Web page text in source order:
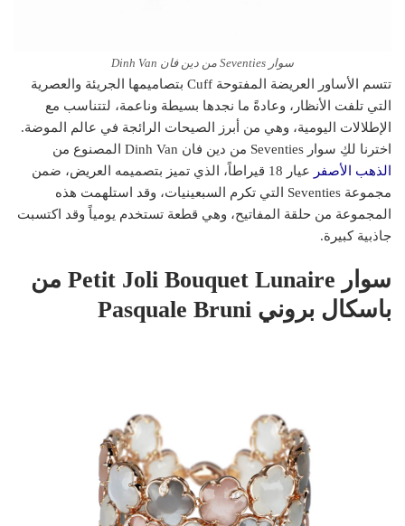
سوار Seventies من دين فان Dinh Van
تتسم الأساور العريضة المفتوحة Cuff بتصاميمها الجريئة والعصرية
التي تلفت الأنظار، وعادةً ما نجدها بسيطة وناعمة، لتتناسب مع
الإطلالات اليومية، وهي من أبرز الصيحات الرائجة في عالم الموضة.
اخترنا لكِ سوار Seventies من دين فان Dinh Van المصنوع من
الذهب الأصفر
عيار 18 قيراطاً، الذي تميز بتصميمه العريض، ضمن
مجموعة Seventies التي تكرم السبعينيات، وقد استلهمت هذه
المجموعة من حلقة المفاتيح، وهي قطعة تستخدم يومياً وقد اكتسبت
جاذبية كبيرة.
سوار Petit Joli Bouquet Lunaire من
باسكال بروني Pasquale Bruni